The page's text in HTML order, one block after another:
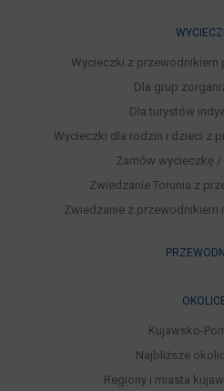
Wycieczki z przewodnikiem
Dla grup
Dla turystów
Wycieczki dla rodzin i dzieci z
Zamów wycieczkę
Zwiedzanie Torunia z
Zwiedzanie z przewodnikiem
Kujawsko-
Najbliższe
Regiony i miasta